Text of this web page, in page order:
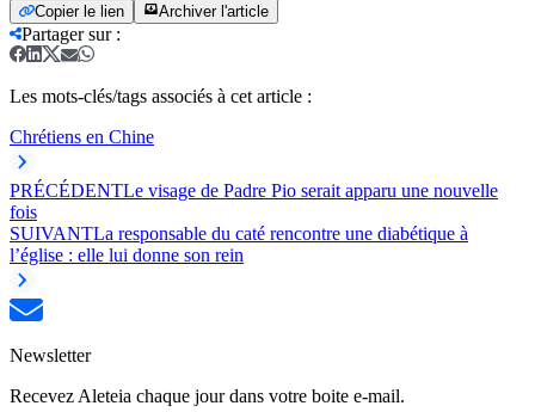
Copier le lien Archiver l'article
Partager sur:
Les mots-clés/tags associés à cet article :
Chrétiens en Chine
PRÉCÉDENTLe visage de Padre Pio serait apparu une nouvelle
fois
SUIVANTLa responsable du caté rencontre une diabétique à
l’église : elle lui donne son rein
Newsletter
Recevez Aleteia chaque jour dans votre boite e-mail.